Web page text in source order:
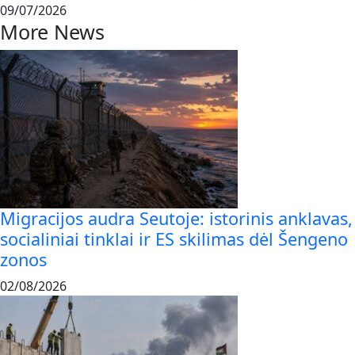
09/07/2026
More News
Migracijos audra Seutoje: istorinis anklavas,
socialiniai tinklai ir ES skilimas dėl Šengeno
zonos
02/08/2026